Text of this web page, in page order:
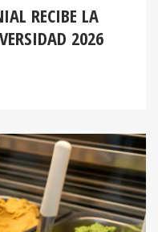
RECIBE LA
2026